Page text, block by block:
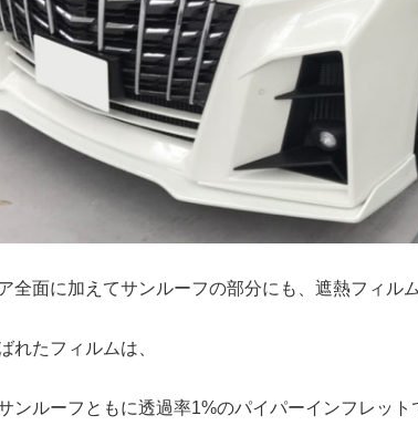
全面に加えてサンルーフの部分にも、遮熱フィル
れたフィルムは、
ンルーフともに透過率1%のパイパーインフレット